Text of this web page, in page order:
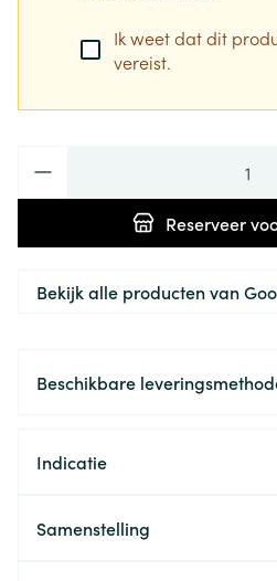
Ik weet dat dit
vereist.
Reserveer
Bekijk alle producten van
Beschikbare
Indicatie
Samenstelling